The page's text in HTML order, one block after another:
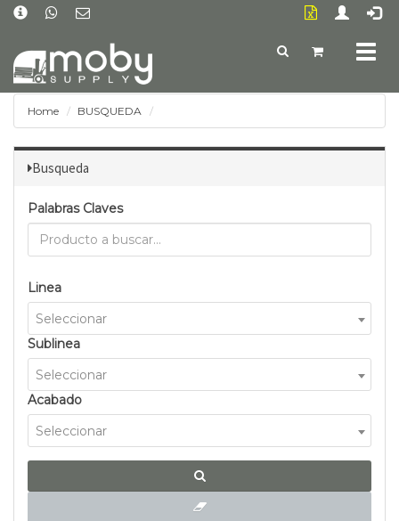
Home BUSQUEDA
Busqueda
Palabras Claves
Linea
Seleccionar
Sublinea
Seleccionar
Acabado
Seleccionar